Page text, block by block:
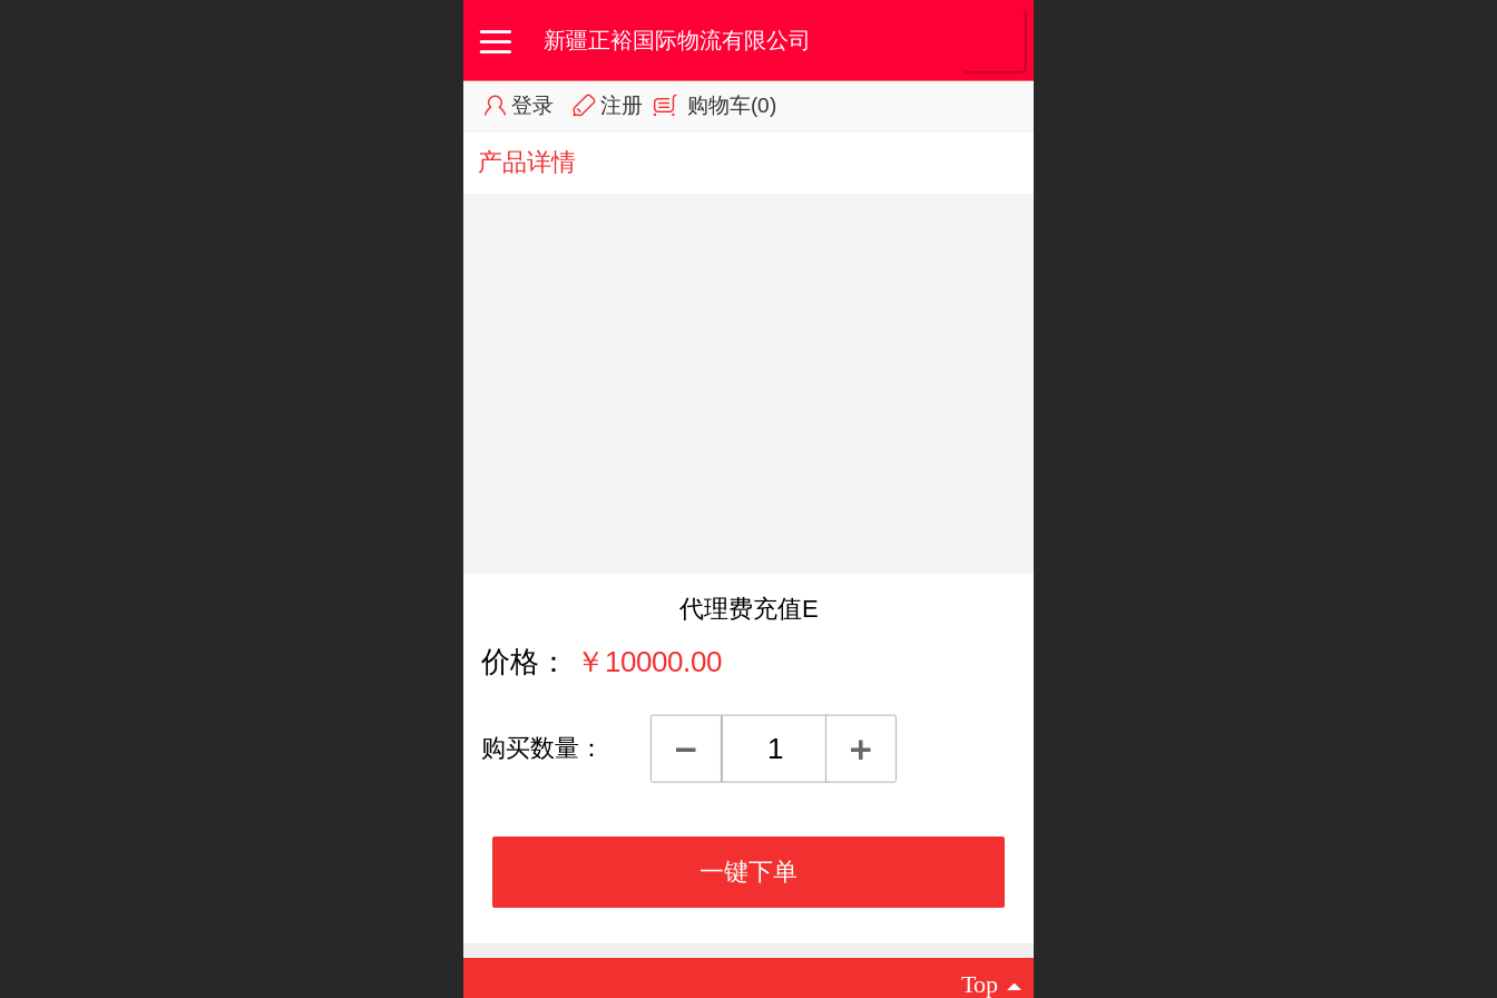
新疆正裕国际物流有限公司
首页 我的订单 会员专区
登录 注册 购物车(0)
产品详情
代理费充值E
价格： ￥ 10000.00
购买数量：
Top